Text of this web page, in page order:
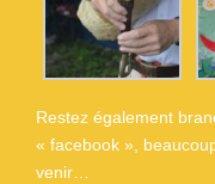
Restez également
« facebook »,
venir…